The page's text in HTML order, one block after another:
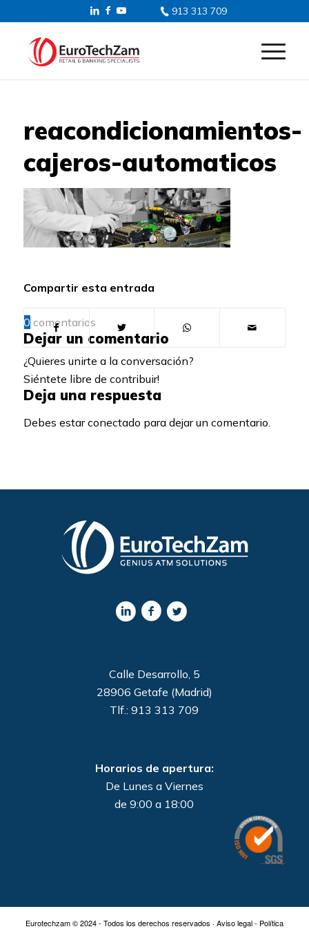
913 313 709
reacondicionamientos-
cajeros-automaticos
Compartir esta entrada
0 comentarios
Dejar un comentario
¿Quieres unirte a la conversación?
Siéntete libre de contribuir!
Deja una respuesta
Debes estar conectado para dejar un comentario.
Calle Desarrollo, 5
28906 Getafe (Madrid)
Tlf.: 913 313 709
Horarios de apertura:
De Lunes a Viernes
de 9:00 a 18:00
Eurotechzam © 2024 - Todos los derechos reservados · Aviso legal- Política